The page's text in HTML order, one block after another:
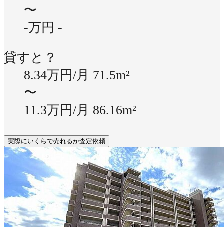
〜
-万円 -
貸すと？
8.34万円/月 71.5m²
〜
11.3万円/月 86.16m²
実際にいくらで売れるか査定依頼